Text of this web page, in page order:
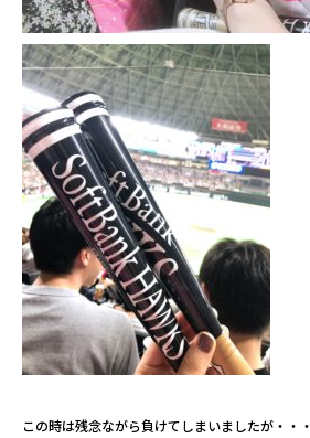
この時は残念ながら負けてしまいましたが・・・